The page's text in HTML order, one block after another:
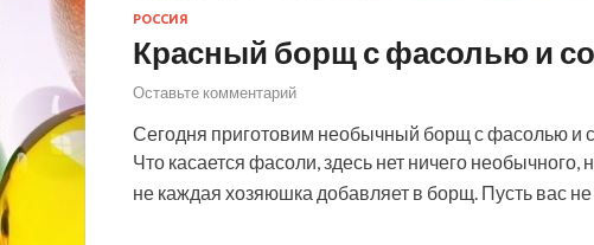
РОССИЯ
Красный борщ с фасолью и
Оставьте комментарий
Сегодня приготовим необычный борщ с фасолью и
Что касается фасоли, здесь нет ничего
не каждая хозяюшка добавляет в борщ. Пусть вас не